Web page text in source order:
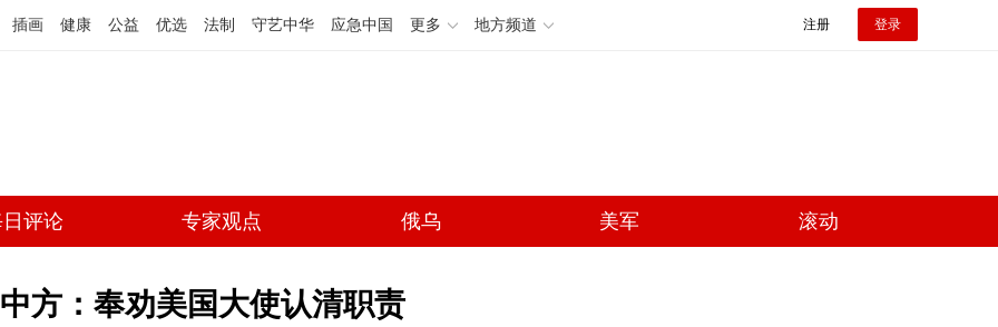
插画 健康 公益 优选 法制 守艺中华 应急中国 更多 地方频道 注册 登录
评论 专家观点 俄乌 美军 滚动
中方：奉劝美国大使认清职责